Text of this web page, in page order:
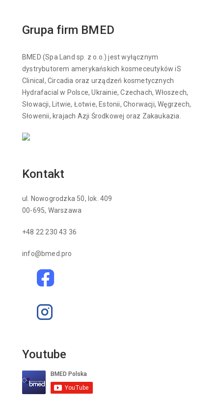
Grupa firm BMED
BMED (Spa Land sp. z o.o.) jest wyłącznym
dystrybutorem amerykańskich kosmeceutyków iS
Clinical, Circadia oraz urządzeń kosmetycznych
Hydrafacial w Polsce, Ukrainie, Czechach, Włoszech,
Słowacji, Litwie, Łotwie, Estonii, Chorwacji, Węgrzech,
Słowenii, krajach Azji Środkowej oraz Zakaukazia.
Kontakt
ul. Nowogrodzka 50, lok. 409
00-695, Warszawa
+48 22 230 43 36
info@bmed.pro
Youtube